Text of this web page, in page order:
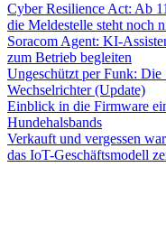
Cyber Resilience Act: Ab
die Meldestelle steht noch
Soracom Agent: KI-
zum Betrieb begleiten
Ungeschützt per Funk:
Wechselrichter (Update)
Einblick in die Firmware
Hundehalsbands
Verkauft und vergessen
das IoT-Geschäftsmodell